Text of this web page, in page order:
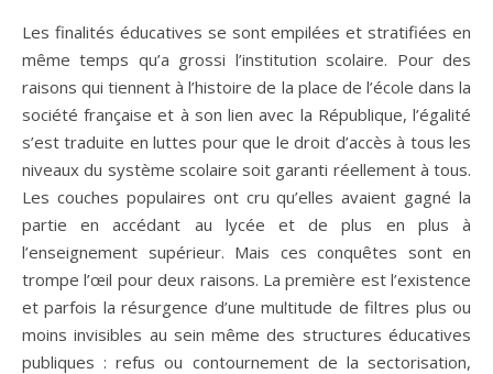
Les finalités éducatives se sont empilées et stratifiées en
même temps qu’a grossi l’institution scolaire. Pour des
raisons qui tiennent à l’histoire de la place de l’école dans la
société française et à son lien avec la République, l’égalité
s’est traduite en luttes pour que le droit d’accès à tous les
niveaux du système scolaire soit garanti réellement à tous.
Les couches populaires ont cru qu’elles avaient gagné la
partie en accédant au lycée et de plus en plus à
l’enseignement supérieur. Mais ces conquêtes sont en
trompe l’œil pour deux raisons. La première est l’existence
et parfois la résurgence d’une multitude de filtres plus ou
moins invisibles au sein même des structures éducatives
publiques : refus ou contournement de la sectorisation,